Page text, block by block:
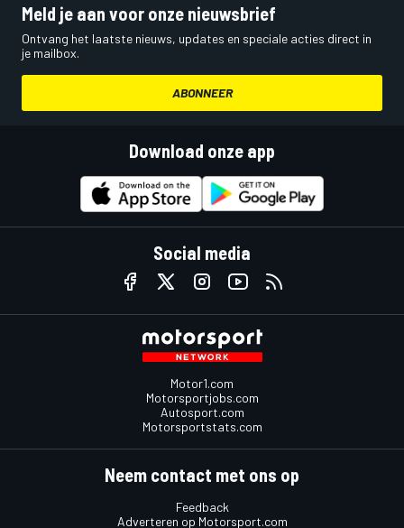
Meld je aan voor onze nieuwsbrief
Ontvang het laatste nieuws, updates en speciale acties direct in
je mailbox.
ABONNEER
Download onze app
Social media
Motor1.com
Motorsportjobs.com
Autosport.com
Motorsportstats.com
Neem contact met ons op
Feedback
Adverteren op Motorsport.com